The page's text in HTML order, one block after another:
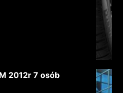
2012r 7 osób